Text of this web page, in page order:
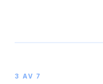
3 AV 7